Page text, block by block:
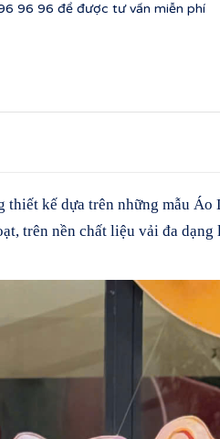
96 96 để được tư vấn miễn phí
thiết kế dựa trên những mẫu
trên nền chất liệu vải đa dạng